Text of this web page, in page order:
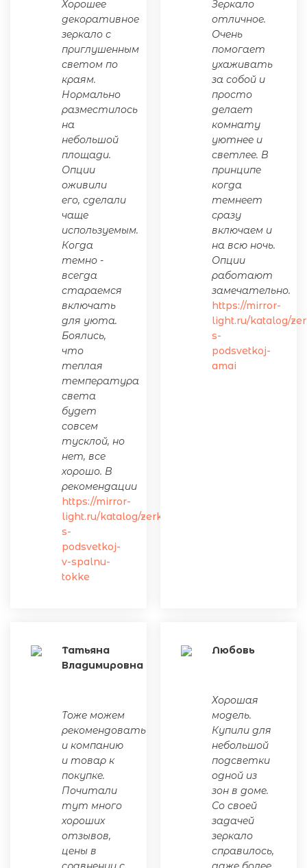
Хорошее
декоративное
зеркало с
приглушенным
светом по
краям.
Нормально
разместилось
на
небольшой
площади.
Опции
оживили
его, сделали
чаще
используемым.
Когда
темно -
всегда
стараемся
включать
для уюта.
Боялись,
что
теплая
температура
света
будет
совсем
тусклой, но
нет, все
хорошо. В
рекомендации
https://mirror-
light.ru/katalog/zerkalo-
s-
podsvetkoj-
v-spalnu-
tokke
Зеркало
отличное.
Очень
помогает
ухаживать
за собой и
просто
делает
комнату
уютнее и
светлее. В
принципе
когда
темнеет
сразу
включаем и
на всю ночь.
Опции
работают
замечательно.
https://mirror-
light.ru/katalog/
s-
podsvetkoj-
amai
Татьяна
Владимировна
Тоже можем
рекомендовать
и компанию
и товар к
покупке.
Почитали
тут много
хороших
отзывов,
цены в
Любовь
Хорошая
модель.
Купили для
небольшой
подсветки
одной из
зон в доме.
Со своей
задачей
зеркало
справилось,